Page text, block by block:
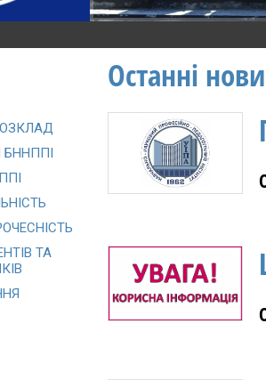
Абітурієнту Студенту
Останні
ТА